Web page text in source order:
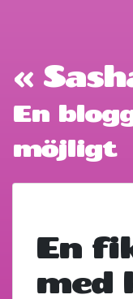
«
En
möjligt
En
med